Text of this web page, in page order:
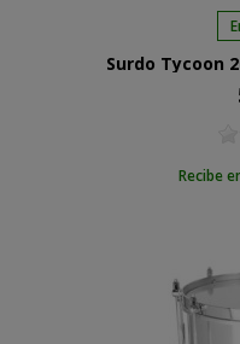
Surdo Tycoon
Recibe